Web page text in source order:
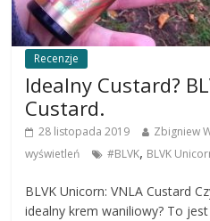
Recenzje
Idealny Custard?
Custard.
28 listopada 2019 Zbigniew
wyświetleń
#BLVK, BLVK
BLVK Unicorn: VNLA Custard
idealny krem waniliowy? To